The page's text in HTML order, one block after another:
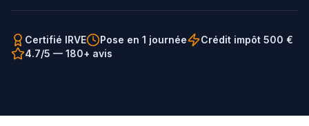
Certifié IRVE Pose en 1 journée
Crédit impôt 500 €
4.7/5 — 180+ avis